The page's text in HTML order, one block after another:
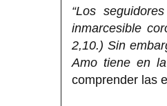
“Los
inmarcesible
2,10.) Sin
Amo tiene en
comprender las